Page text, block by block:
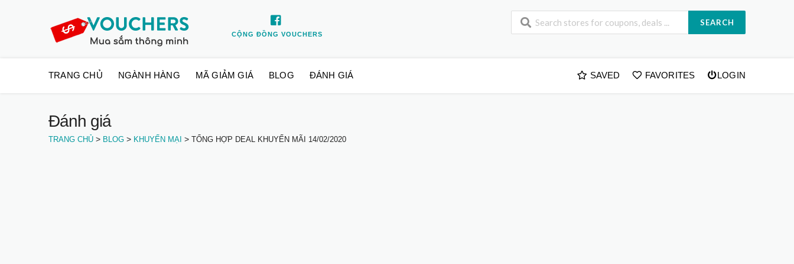
CỘNG ĐỒNG VOUCHERS
SEARCH
to
TRANG CHỦ NGÀNH HÀNG MÃ GIẢM GIÁ BLOG ĐÁNH GIÁ SAVED FAVORITES LOGIN
Đánh giá
TRANG CHỦ > BLOG > KHUYẾN MẠI > TỔNG HỢP DEAL KHUYẾN MÃI 14/02/2020